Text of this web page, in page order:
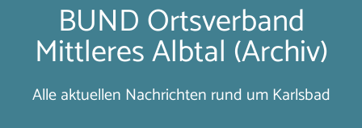
BUND Ortsverband
Mittleres Albtal (Archiv)
Alle aktuellen Nachrichten rund um Karlsbad